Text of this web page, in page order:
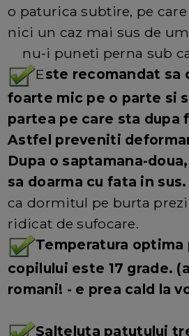
o paturica subtire, pe
nici un caz mai sus de
nu-i puneti perna sub
Este recomandat sa
foarte mic pe o parte si
partea pe care sta dupa
Astfel preveniti
Dupa o saptamana-
sa doarma cu fata in sus.
ca dormitul pe burta
ridicat de sufocare.
Temperatura optima
copilului este 17 grade.
romani! - e prea cald la
Salteluta patutului